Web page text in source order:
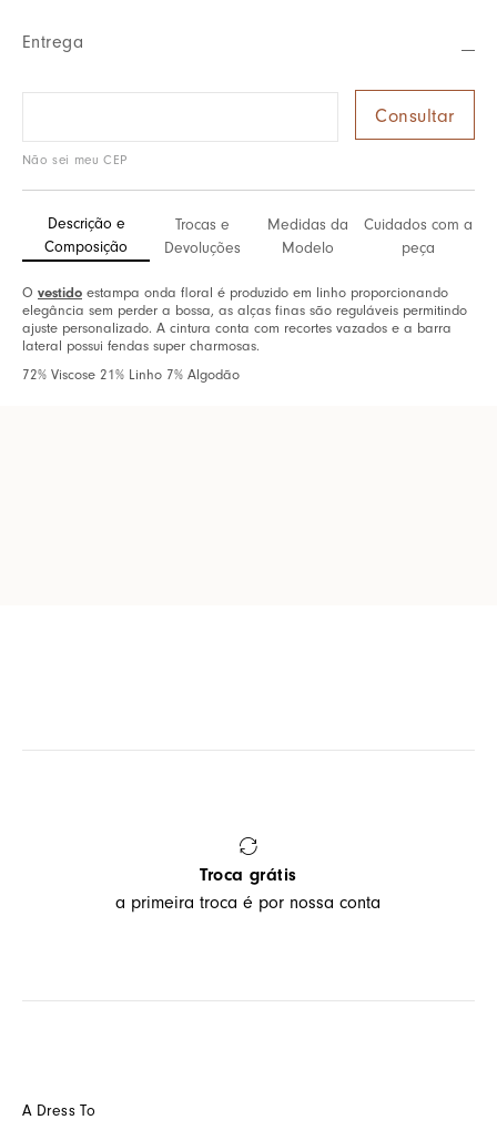
Entrega
Não sei meu CEP
Descrição e
Composição
Trocas e
Devoluções
Medidas da
Modelo
Cuidados com a
peça
O vestido estampa onda floral é produzido em linho proporcionando
elegância sem perder a bossa, as alças finas são reguláveis permitindo
ajuste personalizado. A cintura conta com recortes vazados e a barra
lateral possui fendas super charmosas.
72% Viscose 21% Linho 7% Algodão
Troca grátis
a primeira troca é por nossa conta
A Dress To